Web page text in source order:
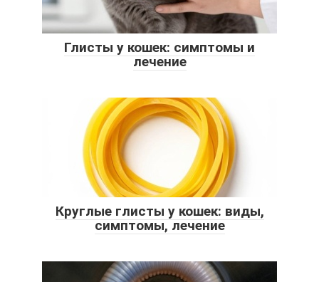
Глисты у кошек: симптомы и
лечение
Круглые глисты у кошек: виды,
симптомы, лечение